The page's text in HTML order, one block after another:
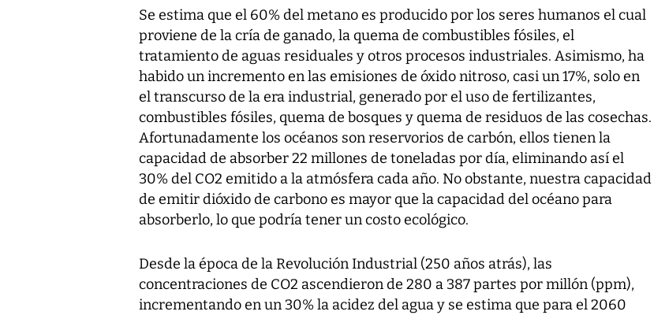
Se estima que el 60% del metano es producido por los seres humanos el cual
proviene de la cría de ganado, la quema de combustibles fósiles, el
tratamiento de aguas residuales y otros procesos industriales. Asimismo, ha
habido un incremento en las emisiones de óxido nitroso, casi un 17%, solo en
el transcurso de la era industrial, generado por el uso de fertilizantes,
combustibles fósiles, quema de bosques y quema de residuos de las cosechas.
Afortunadamente los océanos son reservorios de carbón, ellos tienen la
capacidad de absorber 22 millones de toneladas por día, eliminando así el
30% del CO2 emitido a la atmósfera cada año. No obstante, nuestra capacidad
de emitir dióxido de carbono es mayor que la capacidad del océano para
absorberlo, lo que podría tener un costo ecológico.
Desde la época de la Revolución Industrial (250 años atrás), las
concentraciones de CO2 ascendieron de 280 a 387 partes por millón (ppm),
incrementando en un 30% la acidez del agua y se estima que para el 2060